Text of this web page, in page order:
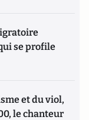
se profile
et du viol,
le chanteur